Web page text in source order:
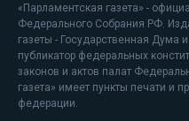
«Парламентская газета» -
Федерального Собрания РФ.
газеты - Государственная
публикатор федеральных
законов и актов палат
газета» имеет пункты печати и
федерации.